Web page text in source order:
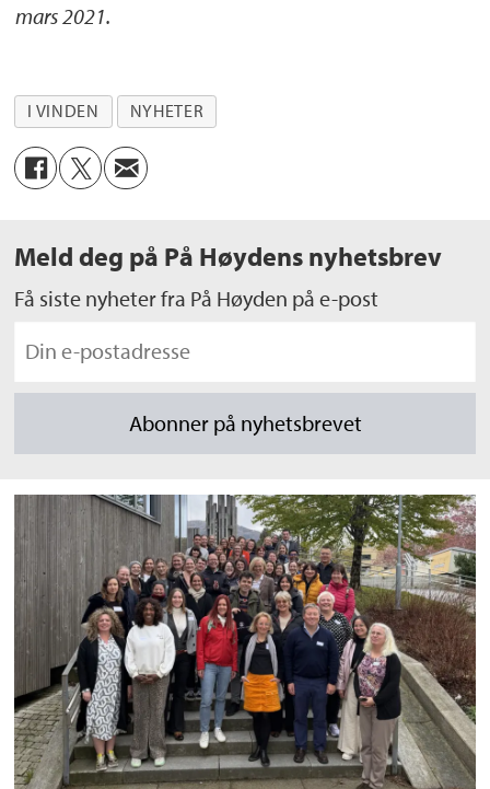
mars 2021.
I VINDEN NYHETER
Meld deg på På Høydens nyhetsbrev
Få siste nyheter fra På Høyden på e-post